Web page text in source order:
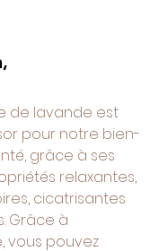
de lavande est
pour notre bien-
grâce à ses
relaxantes,
cicatrisantes
Grâce à
vous pouvez